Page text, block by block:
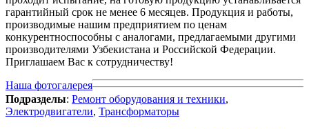
гарантийный срок не менее 6 месяцев. Продукция и работы,
производимые нашим предприятием по ценам
конкурентноспособны с аналогами, предлагаемыми другими
производителями Узбекистана и Российской Федерации.
Приглашаем Вас к сотрудничеству!
Наша фотогалерея
Подразделы: Ремонт оборудования и техники,
Электродвигатели, Трансформаторы